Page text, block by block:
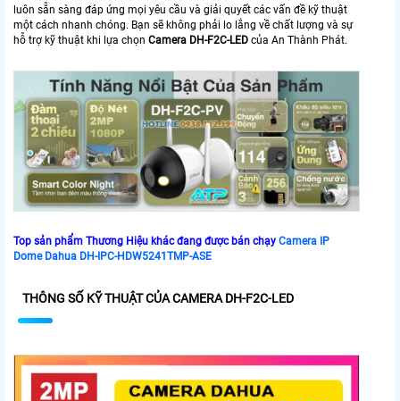
luôn sẵn sàng đáp ứng mọi yêu cầu và giải quyết các vấn đề kỹ thuật
một cách nhanh chóng. Bạn sẽ không phải lo lắng về chất lượng và sự
hỗ trợ kỹ thuật khi lựa chọn Camera DH-F2C-LED của An Thành Phát.
Top sản phẩm Thương Hiệu khác đang được bán chạy Camera IP
Dome Dahua DH-IPC-HDW5241TMP-ASE
THÔNG SỐ KỸ THUẬT CỦA CAMERA DH-F2C-LED